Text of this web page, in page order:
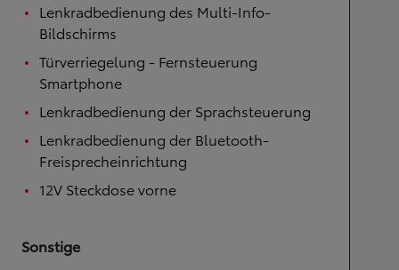
Lenkradbedienung des Multi-Info-
Bildschirms
Türverriegelung - Fernsteuerung
Smartphone
Lenkradbedienung der Sprachsteuerung
Lenkradbedienung der Bluetooth-
Freisprecheinrichtung
12V Steckdose vorne
Sonstige